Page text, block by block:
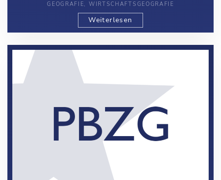
GEOGRAFIE, WIRTSCHAFTSGEOGRAFIE
Weiterlesen